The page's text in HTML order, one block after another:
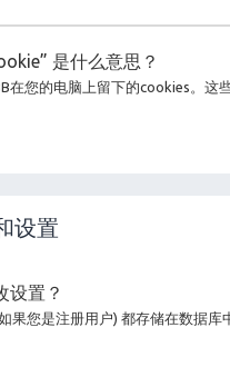
是什么意思？
在您的电脑上留下的cookies。这
设置
设置？
果您是注册用户) 都存储在数据库